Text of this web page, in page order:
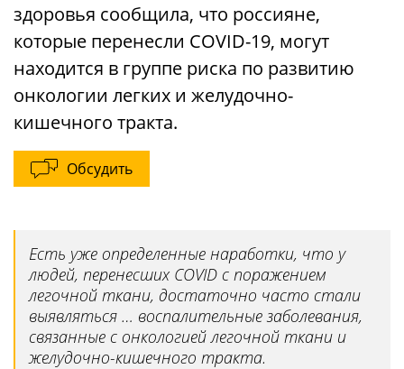
здоровья сообщила, что россияне,
которые перенесли COVID-19, могут
находится в группе риска по развитию
онкологии легких и желудочно-
кишечного тракта.
Обсудить
Есть уже определенные наработки, что у
людей, перенесших COVID с поражением
легочной ткани, достаточно часто стали
выявляться … воспалительные заболевания,
связанные с онкологией легочной ткани и
желудочно-кишечного тракта.